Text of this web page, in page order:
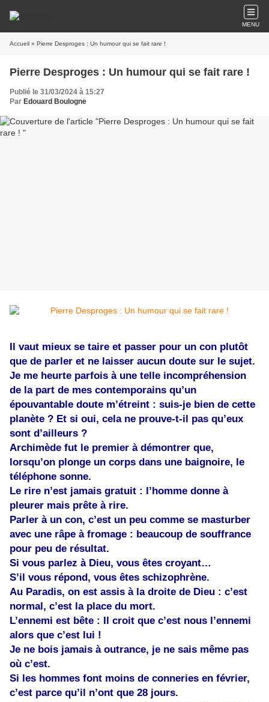
MENU
Accueil » Pierre Desproges : Un humour qui se fait rare !
Pierre Desproges : Un humour qui se fait rare !
Publié le 31/03/2024 à 15:27
Par Edouard Boulogne
Il vaut mieux se taire et passer pour un con plutôt
que de parler et ne laisser aucun doute sur le sujet.
Je me heurte parfois à une telle incompréhension
de la part de mes contemporains qu’un
épouvantable doute m’étreint : suis-je bien de cette
planète ? Et si oui, cela ne prouve-t-il pas qu’eux
sont d’ailleurs ?
Archimède fut le premier à démontrer que,
lorsqu’on plonge un corps dans une baignoire, le
téléphone sonne.
Le rire n’est jamais gratuit : l’homme donne à
pleurer mais prête à rire.
Parler à un con, c’est un peu comme se masturber
avec une râpe à fromage : beaucoup de souffrance
pour peu de résultat.
Si vous parlez à Dieu, vous êtes croyant…
S’il vous répond, vous êtes schizophrène.
Au Paradis, on est assis à la droite de Dieu : c’est
normal, c’est la place du mort.
L’ennemi est bête : Il croit que c’est nous l’ennemi
alors que c’est lui !
Je ne bois jamais à outrance, je ne sais même pas
où c’est.
Si les hommes font moins de conneries en février,
c’est parce qu’il n’ont que 28 jours.